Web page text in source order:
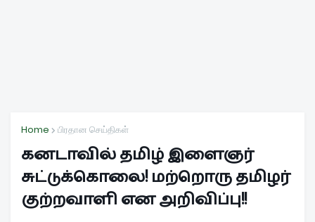
Home பிரதான செய்திகள்
கனடாவில் தமிழ் இளைஞர்
சுட்டுக்கொலை! மற்றொரு தமிழர்
குற்றவாளி என அறிவிப்பு!!